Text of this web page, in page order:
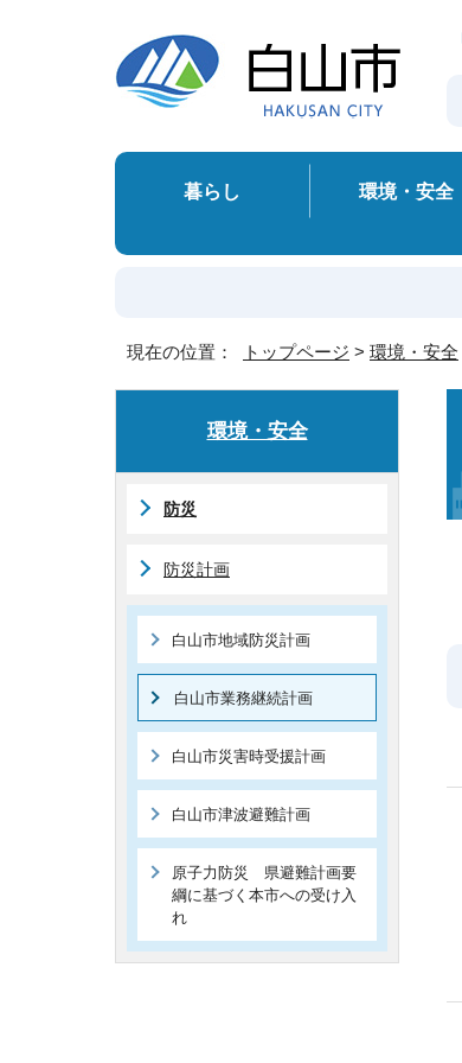
暮らし 環境・安全
現在の位置： トップページ > 環境・安全
環境・安全
防災
防災計画
白山市地域防災計画
白山市業務継続計画
白山市災害時受援計画
白山市津波避難計画
原子力防災 県避難計画要
綱に基づく本市への受け入
れ